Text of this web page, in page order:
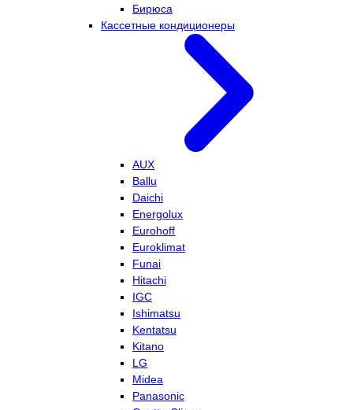
Бирюса
Кассетные кондиционеры
AUX
Ballu
Daichi
Energolux
Eurohoff
Euroklimat
Funai
Hitachi
IGC
Ishimatsu
Kentatsu
Kitano
LG
Midea
Panasonic